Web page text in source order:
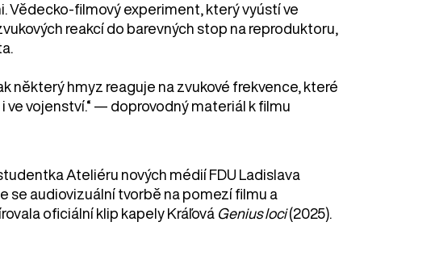
Vědecko-filmový experiment, který vyústí ve
reakcí do barevných stop na reproduktoru,
některý hmyz reaguje na zvukové frekvence, které
ve vojenství.“ — doprovodný materiál k filmu
Ateliéru nových médií FDU Ladislava
se audiovizuální tvorbě na pomezí filmu a
oficiální klip kapely Kráľová Genius loci(2025).